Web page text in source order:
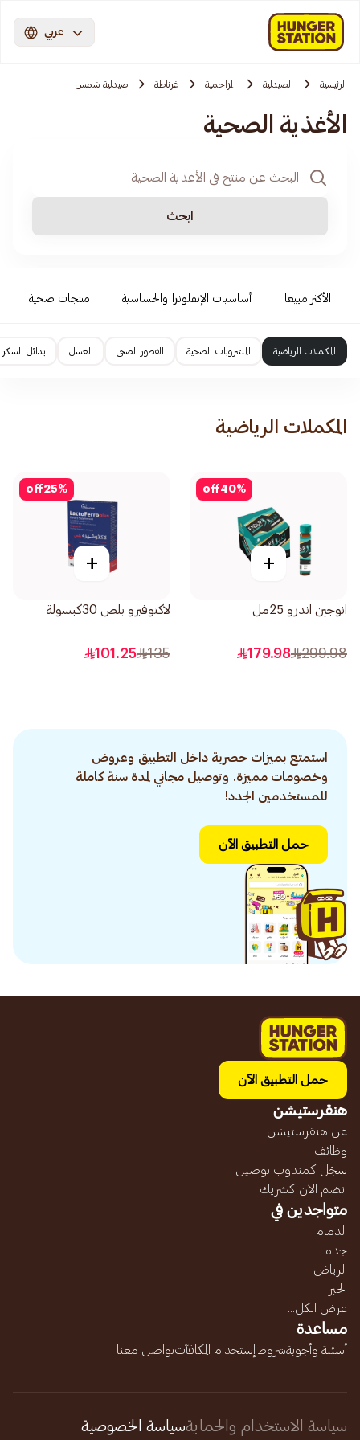
عربي
الرئيسية الصيدلية المزاحمية‎‎ غرناطة صيدلية شمس
الأغذية الصحية
ابحث
الأكثر مبيعا أساسيات الإنفلونزا والحساسية منتجات صحية
المكملات الرياضية المشروبات الصحية الفطور الصحي العسل بدائل السكر
المكملات الرياضية
40%
off
+
انوجين اندرو 25مل
299.98
179.98
25%
off
+
لاكتوفيرو بلص 30كبسولة
135
101.25
استمتع بميزات حصرية داخل التطبيق وعروض
وخصومات مميزة. وتوصيل مجاني لمدة سنة كاملة
للمستخدمين الجدد!
حمل التطبيق الآن
حمل التطبيق الآن
هنقرستيشن
عن هنقرستيشن
وظائف
سجّل كمندوب توصيل
انضم الآن كشريك
متواجدين في
الدمام
جده
الرياض
الخبر
عرض الكل...
مساعدة
أسئلة وأجوبةشروط إستخدام المكافآتتواصل معنا
سياسة الاستخدام والحمايةسياسة الخصوصية